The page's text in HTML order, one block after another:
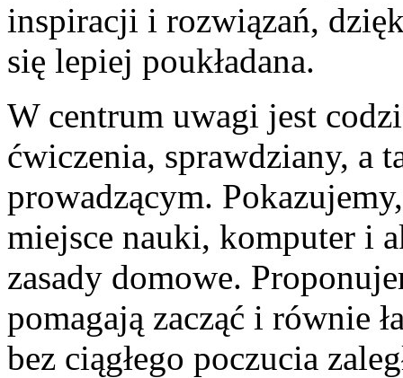
inspiracji i rozwiązań,
się lepiej poukładana.
W centrum uwagi jest
ćwiczenia, sprawdziany, a
prowadzącym.
miejsce nauki, komputer i
zasady domowe.
pomagają zacząć i równie
bez ciągłego poczucia